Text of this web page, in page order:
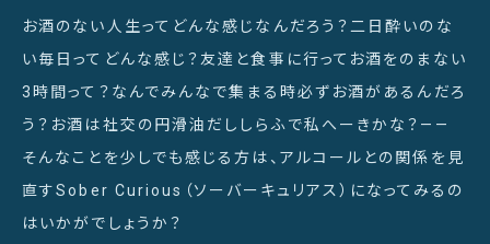
お酒のない人生ってどんな感じなんだろう？二日酔いのな
い毎日ってどんな感じ？友達と食事に行ってお酒をのまない
3時間って？なんでみんなで集まる時必ずお酒があるんだろ
う？お酒は社交の円滑油だししらふで私へーきかな？——
そんなことを少しでも感じる方は、アルコールとの関係を見
直すSober Curious（ソーバーキュリアス）になってみるの
はいかがでしょうか？